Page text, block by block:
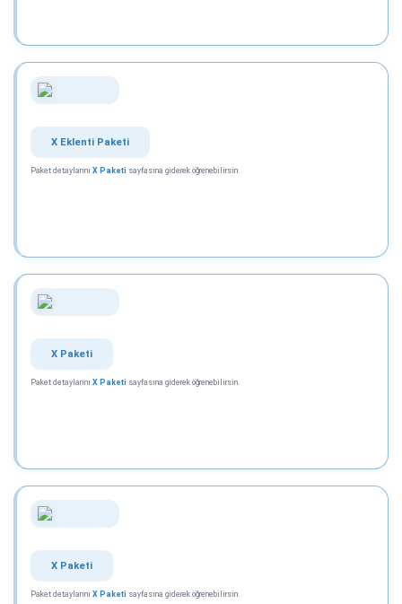
X Eklenti Paketi
Paket detaylarını X Paketi sayfasına giderek öğrenebilirsin.
X Paketi
Paket detaylarını X Paketi sayfasına giderek öğrenebilirsin.
X Paketi
Paket detaylarını X Paketi sayfasına giderek öğrenebilirsin.